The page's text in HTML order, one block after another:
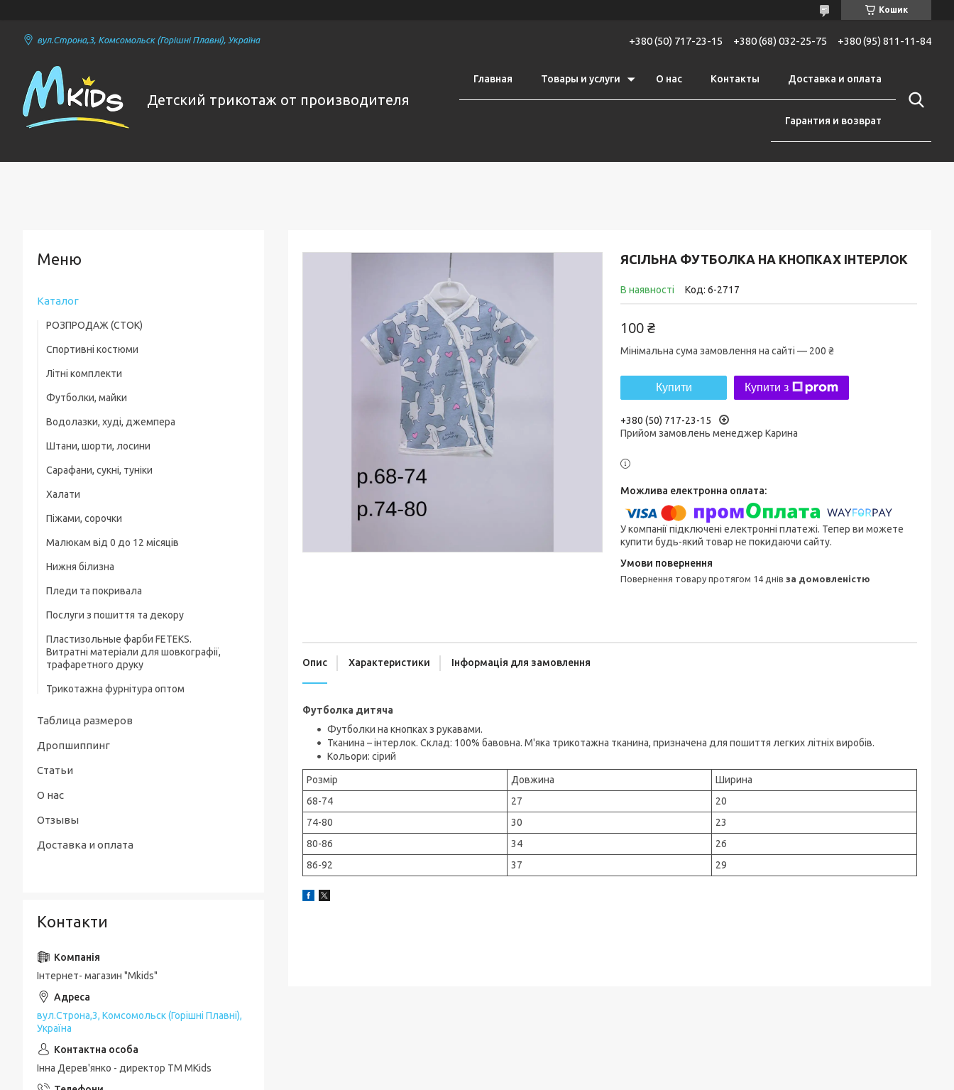
Кошик
вул.Строна,3, Комсомольск (Горішні Плавні), Україна +380 (50) 717-23-15 +380 (68) 032-25-75 +380 (95) 811-11-84
Детский трикотаж от производителя
Главная Товары и услуги О нас Контакты Доставка и оплата
Гарантия и возврат
ЯСІЛЬНА ФУТБОЛКА НА КНОПКАХ ІНТЕРЛОК
В наявності Код: 6-2717
100 ₴
Мінімальна сума замовлення на сайті — 200 ₴
Купити Купити з
+380 (50) 717-23-15
Прийом замовлень менеджер Карина
У компанії підключені електронні платежі. Тепер ви можете
купити будь-який товар не покидаючи сайту.
повернення товару протягом 14 днів за домовленістю
Опис Характеристики Інформація для замовлення
Футболка дитяча
Футболки на кнопках з рукавами.
Тканина – інтерлок. Склад: 100% бавовна. М'яка трикотажна тканина, призначена для пошиття легких літніх виробів.
Кольори: сірий
Розмір Довжина
Ширина
68-74
27
20
74-80
30
23
80-86
34
26
86-92
37 29
Каталог
РОЗПРОДАЖ (СТОК)
Футболки
Літні комплекти
Шорти, бріджі, треси
Малюки
Водолазки, худі, джемпера
Костюми
Спортивні костюми
Хлопчикам
Дівчаткам
Літні комплекти
Хлопчикам
Дівчаткам
Футболки, майки
Хлопчикам
Дівчаткам
Водолазки, худі, джемпера
Хлопчикам
Дівчаткам
Штани, шорти, лосини
Спортивні штани та підштанці
Шорти, Бриджі
Лосини, легінси, треси
Сарафани, сукні, туніки
Халати
Піжами, сорочки
Хлопчикам
Дівчаткам
Малюкам від 0 до 12 місяців
Боді для малюків
Комбінезони, сліпи
Ясельні костюми та комплекти
Пісочники, напівкомбінезони
Дитячі сорочечки, кофточки та повзуни
Нижня білизна
Пледи та покривала
Послуги з пошиття та декору
Пластизольные фарби FETEKS.
Витратні матеріали для шовкографії,
трафаретного друку
Трикотажна фурнітура оптом
Таблица размеров
Дропшиппинг
Статьи
О нас
Отзывы
Доставка и оплата
Контакти
Інтернет- магазин "Mkids"
вул.Строна,3, Комсомольск (Горішні Плавні),
Україна
Інна Дерев'янко - директор TM MKids